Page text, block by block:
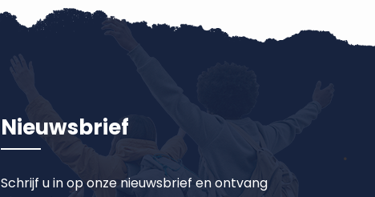
Nieuwsbrief
Schrijf u in op onze nieuwsbrief en ontvang